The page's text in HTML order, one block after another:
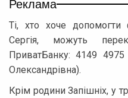
Ті, хто хоче допомогти
Сергія, можуть
ПриватБанку: 4149
Олександрівна).
Крім родини Запішніх, у